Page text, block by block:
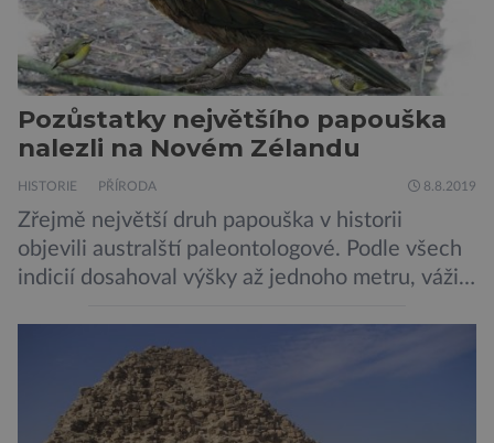
Pozůstatky největšího papouška
nalezli na Novém Zélandu
HISTORIE PŘÍRODA 8.8.2019
Zřejmě největší druh papouška v historii
objevili australští paleontologové. Podle všech
indicií dosahoval výšky až jednoho metru, vážil
pojmenování Heracles inexpectatus a doba
jeho života je datována přibližně před 19
miliony lety. „Nový Zéland je dobře známý